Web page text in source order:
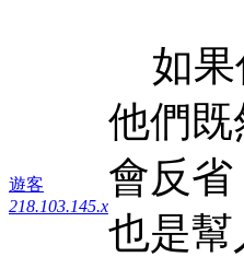
遊客
218.103.145.x
如果
他們
會反省
也是幫